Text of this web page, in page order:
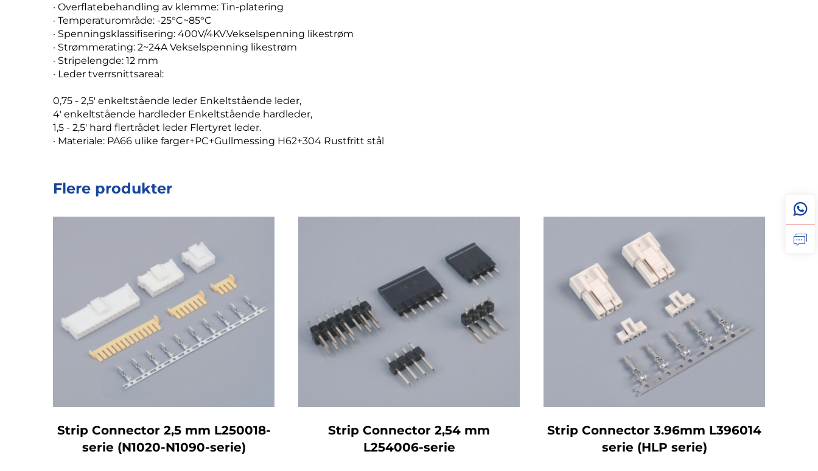
· Overflatebehandling av klemme: Tin-platering
· Temperaturområde: -25°C~85°C
· Spenningsklassifisering: 400V/4KV.Vekselspenning likestrøm
· Strømmerating: 2~24A Vekselspenning likestrøm
· Stripelengde: 12 mm
· Leder tverrsnittsareal:
0,75 - 2,5' enkeltstående leder Enkeltstående leder,
4' enkeltstående hardleder Enkeltstående hardleder,
1,5 - 2,5' hard flertrådet leder Flertyret leder.
· Materiale: PA66 ulike farger+PC+Gullmessing H62+304 Rustfritt stål
Flere produkter
Strip Connector 2,5 mm L250018-
serie (N1020-N1090-serie)
Strip Connector 2,54 mm
L254006-serie
Strip Connector 3.96mm L396014
serie (HLP serie)